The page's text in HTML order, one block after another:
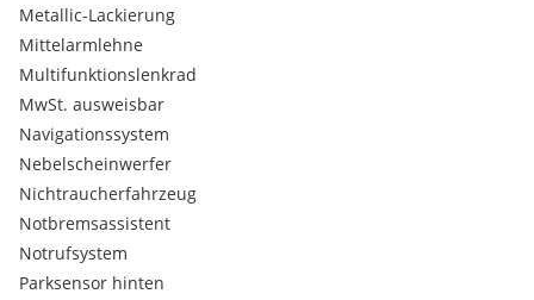
ABS
Seitenairbags
Frontairbag
Bordcomputer
Nebelscheinwerfer
Nichtraucher
Servolenkung
Tagfahrlicht
Multifunktionslenkrad
Lichtsensor
Bremsbelaganzeige
Berganfahrhilfe
Metallic-Lackierung
Mittelarmlehne
Multifunktionslenkrad
MwSt. ausweisbar
Navigationssystem
Nebelscheinwerfer
Nichtraucherfahrzeug
Notbremsassistent
Notrufsystem
Parksensor hinten